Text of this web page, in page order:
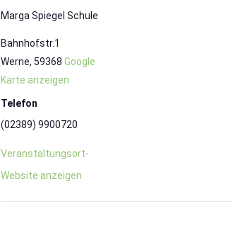
Marga Spiegel Schule
Bahnhofstr.1
Werne, 59368 Google
Karte anzeigen
Telefon
(02389) 9900720
Veranstaltungsort-
Website anzeigen